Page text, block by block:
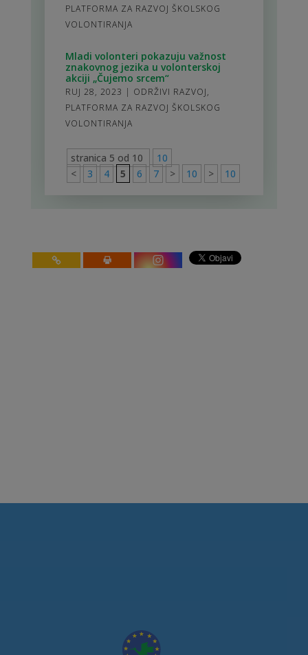
PLATFORMA ZA RAZVOJ ŠKOLSKOG
VOLONTIRANJA
Mladi volonteri pokazuju važnost
znakovnog jezika u volonterskoj
akciji „Čujemo srcem“
RUJ 28, 2023 | ODRŽIVI RAZVOJ,
PLATFORMA ZA RAZVOJ ŠKOLSKOG
VOLONTIRANJA
stranica 5 od 10
10
<
3 4 5 6 7 > 10 > 10